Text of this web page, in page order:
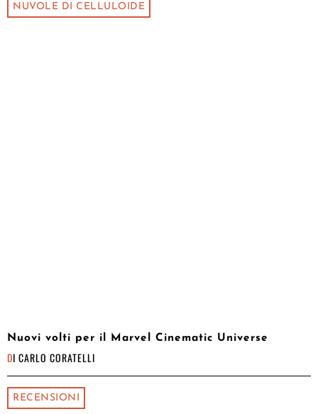
NUVOLE DI CELLULOIDE
Nuovi volti per il Marvel Cinematic Universe
DI CARLO CORATELLI
RECENSIONI